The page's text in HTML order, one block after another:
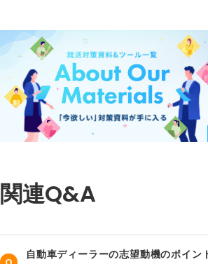
関連Q&A
自動車ディーラーの志望動機のポイン